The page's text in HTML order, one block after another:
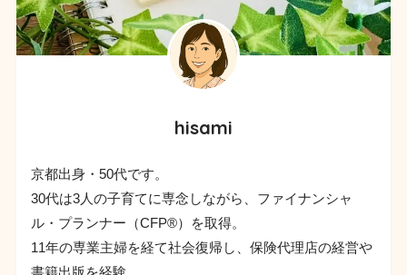
hisami
京都出身・50代です。
30代は3人の子育てに専念しながら、ファイナンシャ
ル・プランナー（CFP®︎）を取得。
11年の専業主婦を経て社会復帰し、保険代理店の経営や